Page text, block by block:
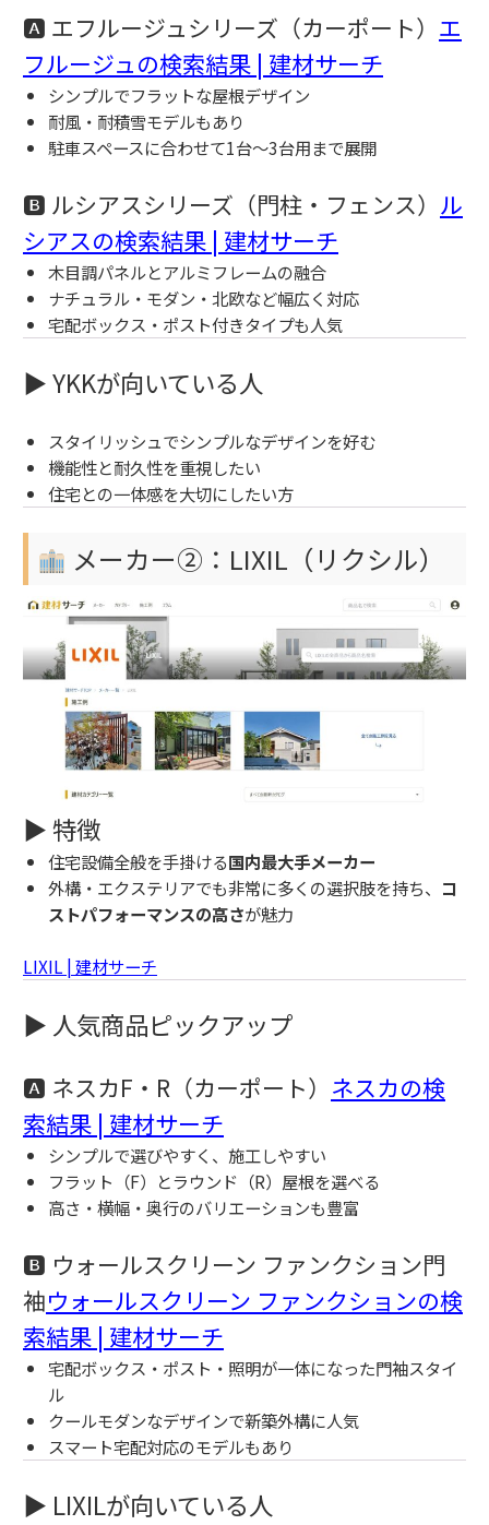
🅰 エフルージュシリーズ（カーポート） エ
フルージュの検索結果 | 建材サーチ
シンプルでフラットな屋根デザイン
耐風・耐積雪モデルもあり
駐車スペースに合わせて1台〜3台用まで展開
🅱 ルシアスシリーズ（門柱・フェンス） ル
シアスの検索結果 | 建材サーチ
木目調パネルとアルミフレームの融合
ナチュラル・モダン・北欧など幅広く対応
宅配ボックス・ポスト付きタイプも人気
▶ YKKが向いている人
スタイリッシュでシンプルなデザインを好む
機能性と耐久性を重視したい
住宅との一体感を大切にしたい方
メーカー②：LIXIL（リクシル）
▶ 特徴
住宅設備全般を手掛ける国内最大手メーカー
外構・エクステリアでも非常に多くの選択肢を持ち、 コ
ストパフォーマンスの高さが魅力
LIXIL | 建材サーチ
▶ 人気商品ピックアップ
🅰 ネスカF・R（カーポート） ネスカの検
索結果 | 建材サーチ
シンプルで選びやすく、施工しやすい
フラット（F）とラウンド（R）屋根を選べる
高さ・横幅・奥行のバリエーションも豊富
🅱 ウォールスクリーン ファンクション門
袖ウォールスクリーン ファンクションの検
索結果 | 建材サーチ
宅配ボックス・ポスト・照明が一体になった門袖スタイ
ル
クールモダンなデザインで新築外構に人気
スマート宅配対応のモデルもあり
▶ LIXILが向いている人